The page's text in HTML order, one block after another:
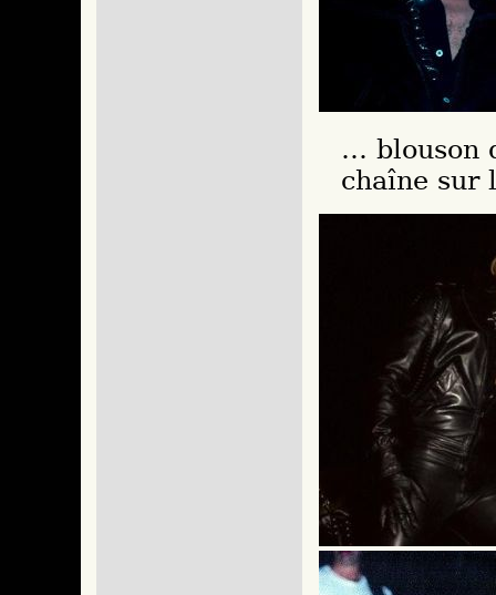
… blouson
chaîne sur